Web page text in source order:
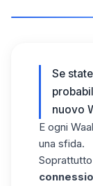
Se
nuovo
E ogni
una sfida.